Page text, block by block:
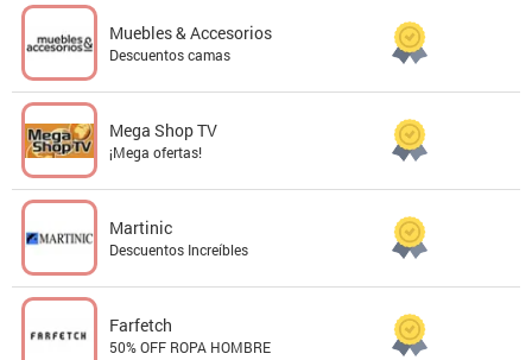
Muebles & Accesorios
Descuentos camas
Mega Shop TV
¡Mega ofertas!
Martinic
Descuentos Increíbles
Farfetch
50% OFF ROPA HOMBRE